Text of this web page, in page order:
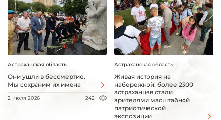
Астраханская область
Они ушли в бессмертие.
Мы сохраним их имена
2 июля 2026 242
Астраханская область
Живая история на
набережной: более 2300
астраханцев стали
зрителями масштабной
патриотической
экспозиции